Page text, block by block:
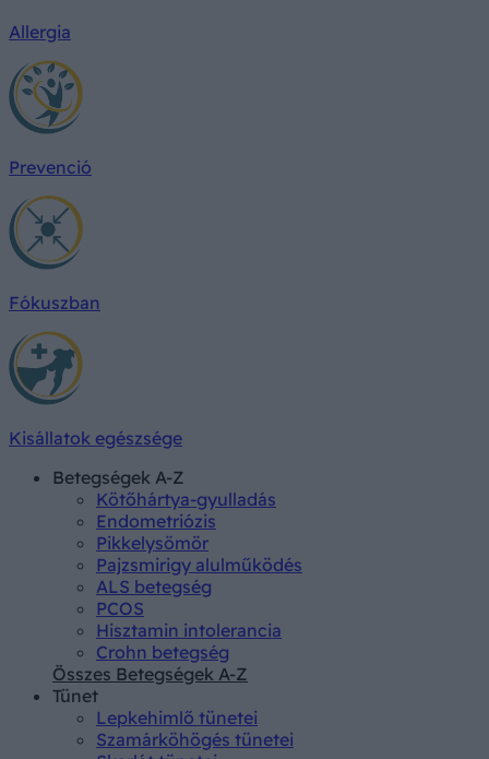
Allergia
Prevenció
Fókuszban
Kisállatok egészsége
Betegségek A-Z
Kötőhártya-gyulladás
Endometriózis
Pikkelysömör
Pajzsmirigy alulműködés
ALS betegség
PCOS
Hisztamin intolerancia
Crohn betegség
Összes Betegségek A-Z
Tünet
Lepkehimlő tünetei
Szamárköhögés tünetei